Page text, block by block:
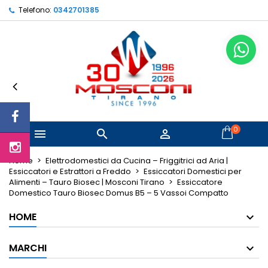
Telefono: 0342701385
   0
Home
Elettrodomestici da Cucina – Friggitrici ad Aria |
Essiccatori e Estrattori a Freddo
Essiccatori Domestici per
Alimenti – Tauro Biosec | Mosconi Tirano
Essiccatore
Domestico Tauro Biosec Domus B5 – 5 Vassoi Compatto
HOME
MARCHI
Le mie liste di desideri ×
Crea lista dei desideri ×
Nome lista dei desideri
Accedi ×
Devi avere effettuato l'accesso per salvare dei
prodotti nella tua lista dei desideri.
Annulla